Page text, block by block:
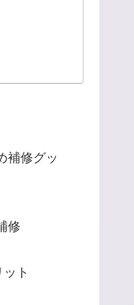
補修グッ
修
ト